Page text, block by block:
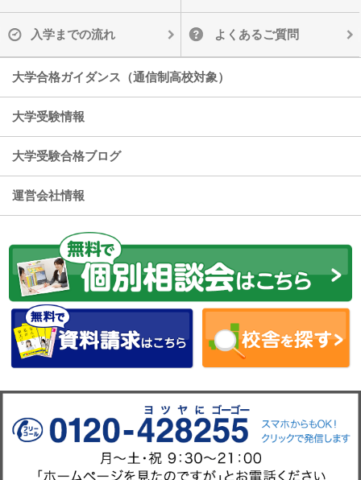
入学までの流れ よくあるご質問
大学合格ガイダンス（通信制高校対象）
大学受験情報
大学受験合格ブログ
運営会社情報